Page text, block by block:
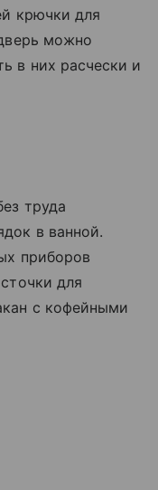
крючки для
можно
в них расчески и
труда
в ванной.
приборов
для
с кофейными